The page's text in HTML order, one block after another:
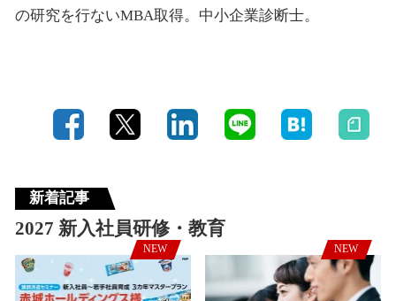
の研究を行ないMBA取得。中小企業診断士。
新着記事
2027 新入社員研修・教育
NEW NEW